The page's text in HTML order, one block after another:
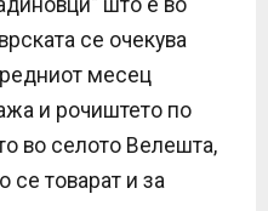
се очекува
месец
и рочиштето по
во селото Велешта,
се товарат и за